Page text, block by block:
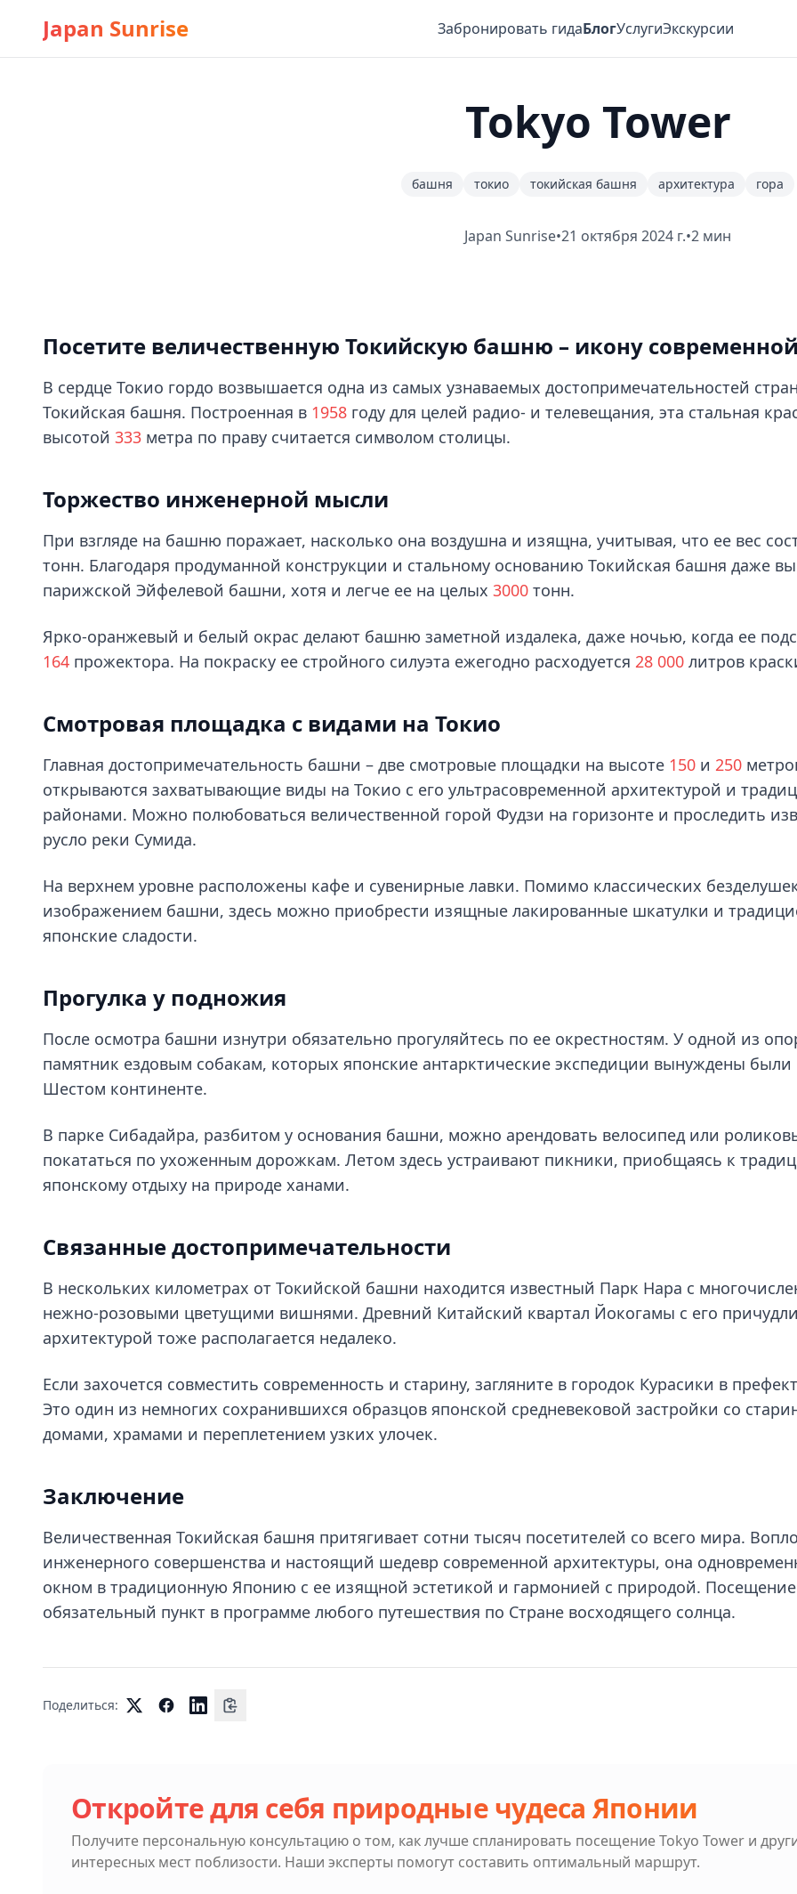
Japan Sunrise Забронировать гидаБлогУслугиЭкскурсии
Tokyo Tower
башня токио токийская башня архитектура гора
Japan Sunrise•21 октября 2024 г.•2 мин
Посетите величественную Токийскую башню – икону
В сердце Токио гордо возвышается одна из самых узнаваемых достопримечательностей
Токийская башня. Построенная в 1958 году для целей радио- и телевещания, эта стальная
высотой 333 метра по праву считается символом столицы.
Торжество инженерной мысли
При взгляде на башню поражает, насколько она воздушна и изящна, учитывая, что ее вес
тонн. Благодаря продуманной конструкции и стальному основанию Токийская башня даже
парижской Эйфелевой башни, хотя и легче ее на целых 3000 тонн.
Ярко-оранжевый и белый окрас делают башню заметной издалека, даже ночью, когда ее
164 прожектора. На покраску ее стройного силуэта ежегодно расходуется 28 000 литров
Смотровая площадка с видами на Токио
Главная достопримечательность башни – две смотровые площадки на высоте 150 и 250
открываются захватывающие виды на Токио с его ультрасовременной архитектурой и
районами. Можно полюбоваться величественной горой Фудзи на горизонте и проследить
русло реки Сумида.
На верхнем уровне расположены кафе и сувенирные лавки. Помимо классических
изображением башни, здесь можно приобрести изящные лакированные шкатулки и
японские сладости.
Прогулка у подножия
После осмотра башни изнутри обязательно прогуляйтесь по ее окрестностям. У одной из
памятник ездовым собакам, которых японские антарктические экспедиции вынуждены были
Шестом континенте.
В парке Сибадайра, разбитом у основания башни, можно арендовать велосипед или
покататься по ухоженным дорожкам. Летом здесь устраивают пикники, приобщаясь к
японскому отдыху на природе ханами.
Связанные достопримечательности
В нескольких километрах от Токийской башни находится известный Парк Нара с
нежно-розовыми цветущими вишнями. Древний Китайский квартал Йокогамы с его
архитектурой тоже располагается недалеко.
Если захочется совместить современность и старину, загляните в городок Курасики в
Это один из немногих сохранившихся образцов японской средневековой застройки со
домами, храмами и переплетением узких улочек.
Заключение
Величественная Токийская башня притягивает сотни тысяч посетителей со всего мира.
инженерного совершенства и настоящий шедевр современной архитектуры, она
окном в традиционную Японию с ее изящной эстетикой и гармонией с природой.
обязательный пункт в программе любого путешествия по Стране восходящего солнца.
Поделиться:
Откройте для себя природные чудеса Японии
Получите персональную консультацию о том, как лучше спланировать посещениеTokyo Tower и
интересных мест поблизости. Наши эксперты помогут составить оптимальный маршрут.